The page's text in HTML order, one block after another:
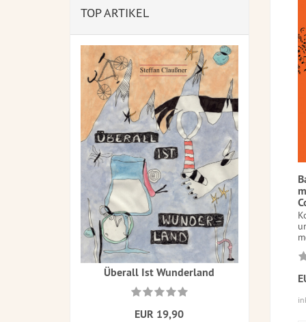
TOP ARTIKEL
Überall Ist Wunderland
EUR 19,90